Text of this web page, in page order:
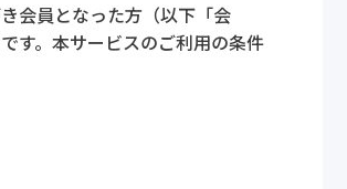
会員となった方（以下「会
す。本サービスのご利用の条件